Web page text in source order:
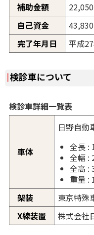
補助金額
自己資金
完了年月日
平成
検診車について
検診車詳細一覧表
車体
日野自動
全長 :
全幅 :
全高 :
重量 :
架装
東京特殊
X線装置
株式会社